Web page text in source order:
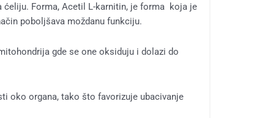
ćeliju. Forma, Acetil L-karnitin, je forma koja je
poboljšava moždanu funkciju.
gde se one oksiduju i dolazi do
oko organa, tako što favorizuje ubacivanje